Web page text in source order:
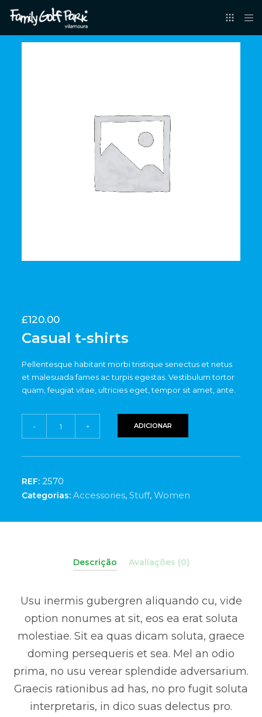
£120.00
Casual t-shirts
Pellentesque habitant morbi tristique senectus et netus
et malesuada fames ac turpis egestas. Vestibulum tortor
quam, feugiat vitae, ultricies eget, tempor sit amet, ante.
shirts
- + ADICIONAR
REF: 2570
Categorias: Accessories,Stuff,Women
Descrição Avaliações (0)
Usu inermis gubergren aliquando cu, vide
option nonumes at sit, eos ea erat soluta
molestiae. Sit ea quas dicam soluta, graece
doming persequeris et sea. Mel an odio
prima, no usu verear splendide adversarium.
Graecis rationibus ad has, no pro fugit soluta
interpretaris, in dico suas delectus pro.